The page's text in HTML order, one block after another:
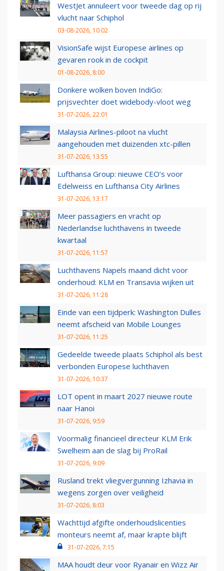
WestJet annuleert voor tweede dag op rij
vlucht naar Schiphol
03-08-2026, 10:02
VisionSafe wijst Europese airlines op
gevaren rook in de cockpit
01-08-2026, 8:00
Donkere wolken boven IndiGo:
prijsvechter doet widebody-vloot weg
31-07-2026, 22:01
Malaysia Airlines-piloot na vlucht
aangehouden met duizenden xtc-pillen
31-07-2026, 13:55
Lufthansa Group: nieuwe CEO’s voor
Edelweiss en Lufthansa City Airlines
31-07-2026, 13:17
Meer passagiers en vracht op
Nederlandse luchthavens in tweede
kwartaal
31-07-2026, 11:57
Luchthavens Napels maand dicht voor
onderhoud: KLM en Transavia wijken uit
31-07-2026, 11:28
Einde van een tijdperk: Washington Dulles
neemt afscheid van Mobile Lounges
31-07-2026, 11:25
Gedeelde tweede plaats Schiphol als best
verbonden Europese luchthaven
31-07-2026, 10:37
LOT opent in maart 2027 nieuwe route
naar Hanoi
31-07-2026, 9:59
Voormalig financieel directeur KLM Erik
Swelheim aan de slag bij ProRail
31-07-2026, 9:09
Rusland trekt vliegvergunning Izhavia in
wegens zorgen over veiligheid
31-07-2026, 8:03
Wachttijd afgifte onderhoudslicenties
monteurs neemt af, maar krapte blijft
31-07-2026, 7:15
MAA houdt deur voor Ryanair en Wizz Air